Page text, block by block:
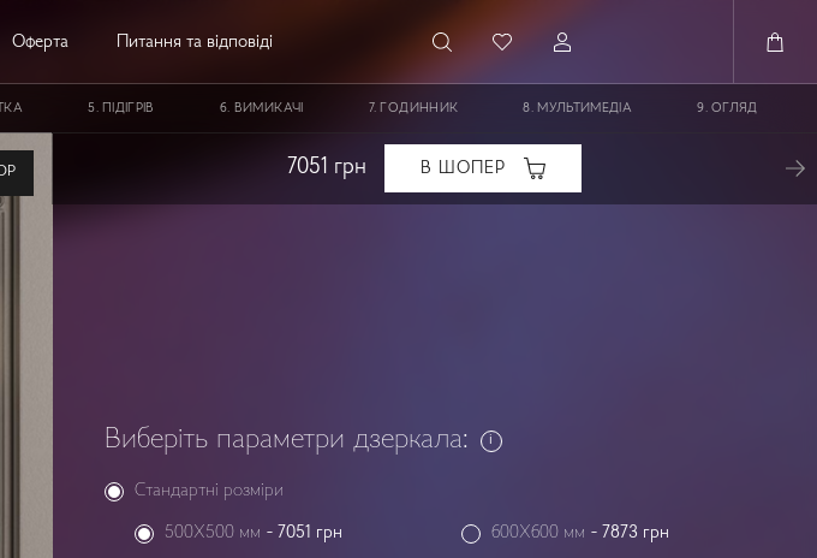
Оферта Питання та відповіді
7051 грн В ШОПЕР
ПІДІГРІВ ВИМИКАЧІ ГОДИННИК МУЛЬТИМЕДІА ОГЛЯД
Виберіть параметри дзеркала:
Стандартні розміри
500X500 мм - 7051 грн 600X600 мм - 7873 грн